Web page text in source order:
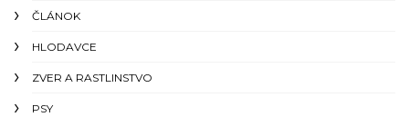
ČLÁNOK
HLODAVCE
ZVER A RASTLINSTVO
PSY